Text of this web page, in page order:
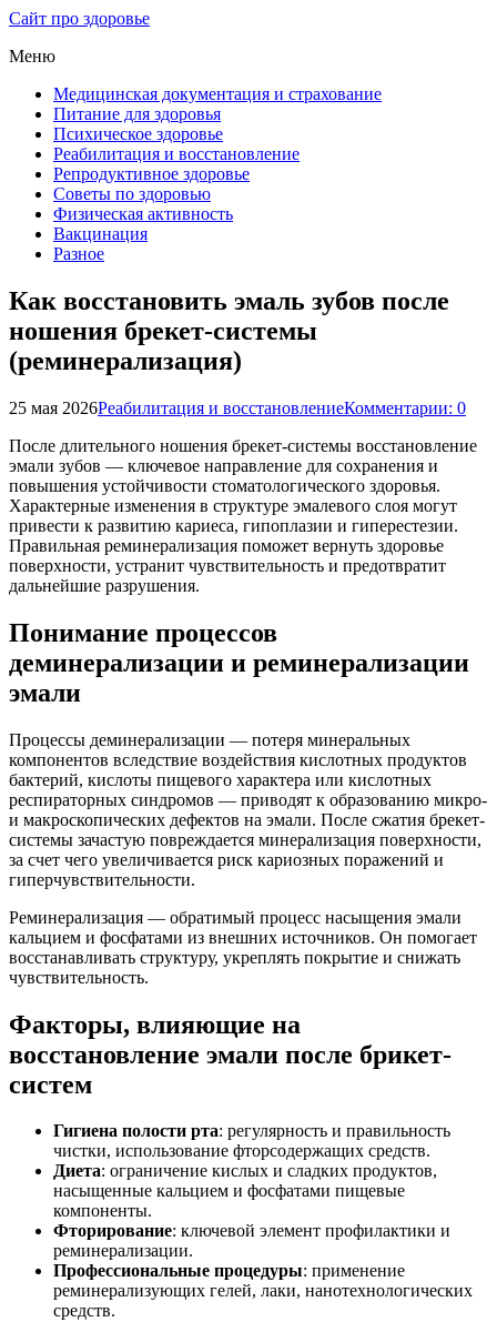
Сайт про здоровье
Меню
Медицинская документация и страхование
Питание для здоровья
Психическое здоровье
Реабилитация и восстановление
Репродуктивное здоровье
Советы по здоровью
Физическая активность
Вакцинация
Разное
Как восстановить эмаль зубов после
ношения брекет-системы
(реминерализация)
25 мая 2026Реабилитация и восстановлениеКомментарии: 0
После длительного ношения брекет-системы восстановление
эмали зубов — ключевое направление для сохранения и
повышения устойчивости стоматологического здоровья.
Характерные изменения в структуре эмалевого слоя могут
привести к развитию кариеса, гипоплазии и гиперестезии.
Правильная реминерализация поможет вернуть здоровье
поверхности, устранит чувствительность и предотвратит
дальнейшие разрушения.
Понимание процессов
деминерализации и реминерализации
эмали
Процессы деминерализации — потеря минеральных
компонентов вследствие воздействия кислотных продуктов
бактерий, кислоты пищевого характера или кислотных
респираторных синдромов — приводят к образованию микро-
и макроскопических дефектов на эмали. После сжатия брекет-
системы зачастую повреждается минерализация поверхности,
за счет чего увеличивается риск кариозных поражений и
гиперчувствительности.
Реминерализация — обратимый процесс насыщения эмали
кальцием и фосфатами из внешних источников. Он помогает
восстанавливать структуру, укреплять покрытие и снижать
чувствительность.
Факторы, влияющие на
восстановление эмали после брикет-
систем
Гигиена полости рта: регулярность и правильность
чистки, использование фторсодержащих средств.
Диета: ограничение кислых и сладких продуктов,
насыщенные кальцием и фосфатами пищевые
компоненты.
Фторирование: ключевой элемент профилактики и
реминерализации.
Профессиональные процедуры: применение
реминерализующих гелей, лаки, нанотехнологических
средств.